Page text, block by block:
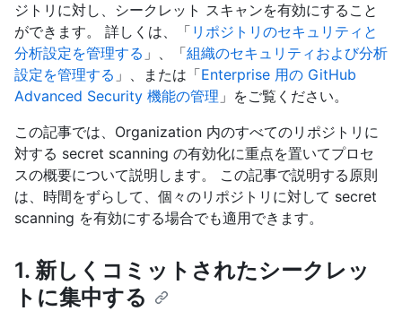
ジトリに対し、シークレット スキャンを有効にすること
ができます。 詳しくは、「 リポジトリのセキュリティと
分析設定を管理する 」、「組織のセキュリティおよび分析
設定を管理する 」、または「Enterprise 用の GitHub
Advanced Security 機能の管理 」をご覧ください。
この記事では、Organization 内のすべてのリポジトリに
対する secret scanning の有効化に重点を置いてプロセ
スの概要について説明します。 この記事で説明する原則
は、時間をずらして、個々のリポジトリに対して secret
scanning を有効にする場合でも適用できます。
1. 新しくコミットされたシークレッ
トに集中する